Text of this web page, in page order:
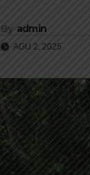
By admin
AGU 2, 2025